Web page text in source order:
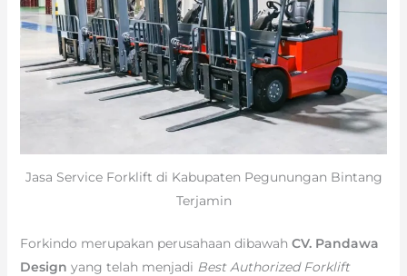
Jasa Service Forklift di Kabupaten Pegunungan Bintang
Terjamin
Forkindo merupakan perusahaan dibawah CV. Pandawa
Design yang telah menjadi Best Authorized Forklift